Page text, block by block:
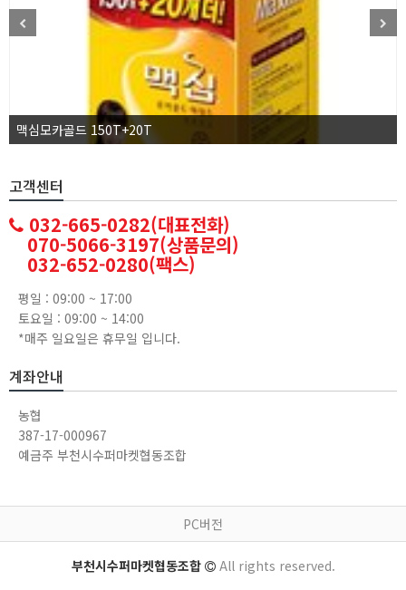
맥심모카골드 150T+20T
고객센터
032-665-0282(대표전화)
070-5066-3197(상품문의)
032-652-0280(팩스)
평일 : 09:00 ~ 17:00
토요일 : 09:00 ~ 14:00
*매주 일요일은 휴무일 입니다.
계좌안내
농협
387-17-000967
예금주 부천시수퍼마켓협동조합
PC버전
부천시수퍼마켓협동조합 All rights reserved.